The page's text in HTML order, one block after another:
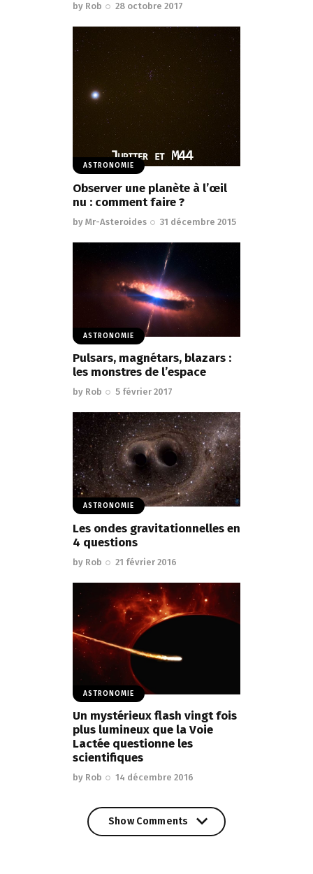
by Rob 28 octobre 2017
ASTRONOMIE
Observer une planète à l’œil
nu : comment faire ?
by Mr-Asteroides 31 décembre 2015
ASTRONOMIE
Pulsars, magnétars, blazars :
les monstres de l’espace
by Rob 5 février 2017
ASTRONOMIE
Les ondes gravitationnelles en
4 questions
by Rob 21 février 2016
ASTRONOMIE
Un mystérieux flash vingt fois
plus lumineux que la Voie
Lactée questionne les
scientifiques
by Rob 14 décembre 2016
Show Comments